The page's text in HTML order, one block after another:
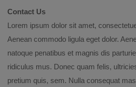
Contact Us
Lorem ipsum dolor sit amet,
Aenean commodo ligula eget dolor.
natoque penatibus et magnis dis
ridiculus mus. Donec quam felis,
pretium quis, sem. Nulla consequat